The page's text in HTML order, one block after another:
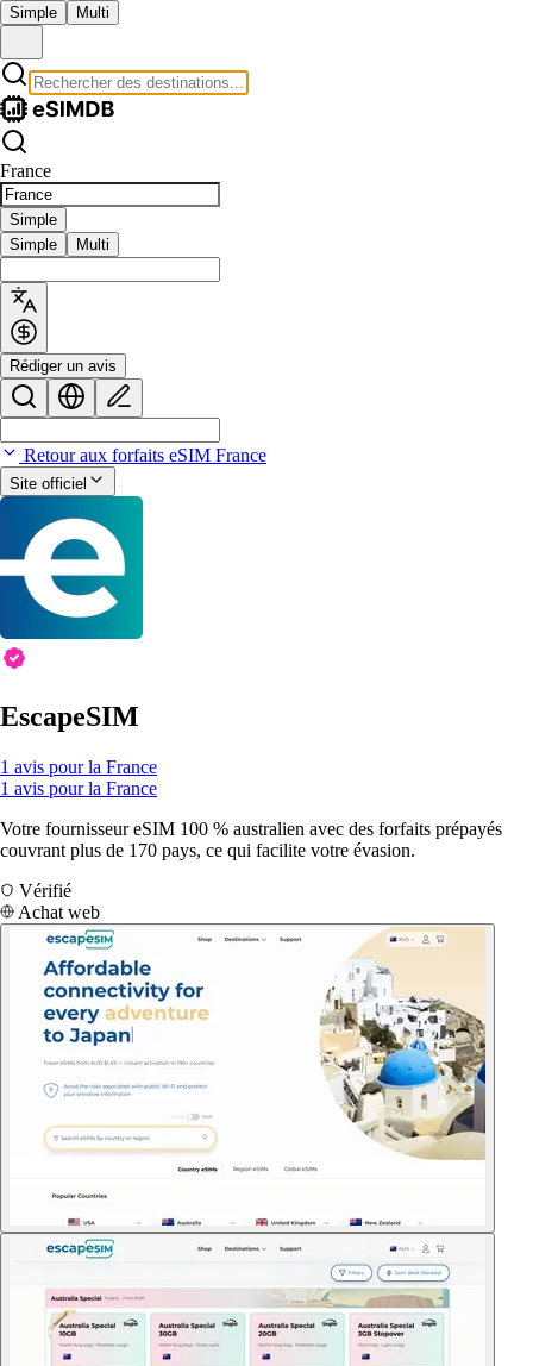
Simple Multi
France
Simple
Simple
Multi
Rédiger un avis
Retour aux forfaits eSIM France
Site officiel
EscapeSIM
1 avis pour la France
1 avis pour la France
Votre fournisseur eSIM 100 % australien avec des forfaits prépayés
couvrant plus de 170 pays, ce qui facilite votre évasion.
Vérifié
Achat web